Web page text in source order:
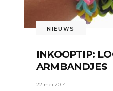
NIEUWS
INKOOPTIP:
ARMBANDJES
22 mei 2014